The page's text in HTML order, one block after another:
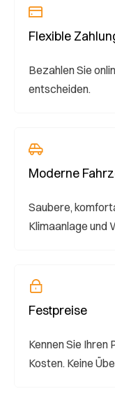
Flexible
Bezahlen Sie
entscheiden.
Moderne
Saubere,
Klimaanlage und
Festpreise
Kennen Sie Ihren
Kosten. Keine